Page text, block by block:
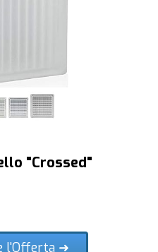
"Crossed"
l'Offerta ➜